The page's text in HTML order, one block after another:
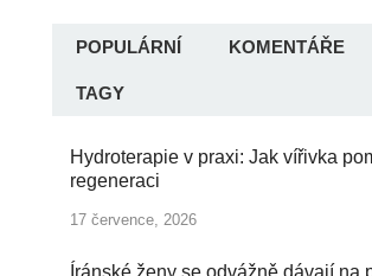
POPULÁRNÍ KOMENTÁŘE
TAGY
Hydroterapie v praxi: Jak vířivka
regeneraci
17 července, 2026
Íránské ženy se odvážně dávají na